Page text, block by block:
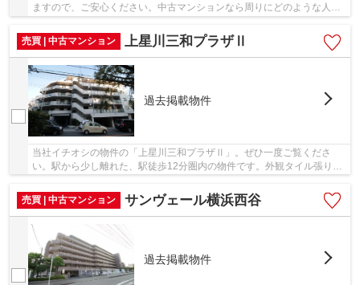
ますので、ご安心ください。中古マンションなら周りにどのような人が
住んでいるかも知ることができます。相鉄本線上...
売買 | 中古マンション
上星川三和プラザⅡ
過去掲載物件
当社イチオシの物件の「上星川三和プラザⅡ」。ぜひ一度ご覧くださ
い。駅から少し離れた、駅徒歩12分圏内の物件です。外観タイル張りで
売買 | 中古マンション
サンヴェール横浜西谷
過去掲載物件